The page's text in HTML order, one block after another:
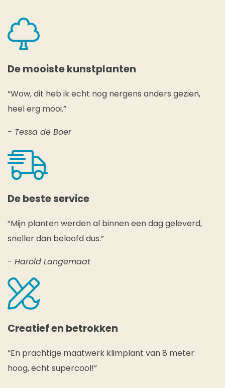
De mooiste kunstplanten
“Wow, dit heb ik echt nog nergens anders gezien,
heel erg mooi.”
- Tessa de Boer
De beste service
“Mijn planten werden al binnen een dag geleverd,
sneller dan beloofd dus.”
- Harold Langemaat
Creatief en betrokken
“En prachtige maatwerk klimplant van 8 meter
hoog, echt supercool!”